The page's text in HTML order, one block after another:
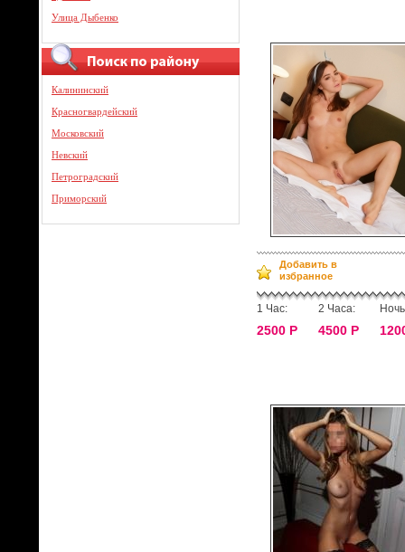
Улица Дыбенко
Калининский
Красногвардейский
Московский
Невский
Петроградский
Приморский
Добавить в
избранное
1 Час:
2500 Р
2 Часа:
4500 Р